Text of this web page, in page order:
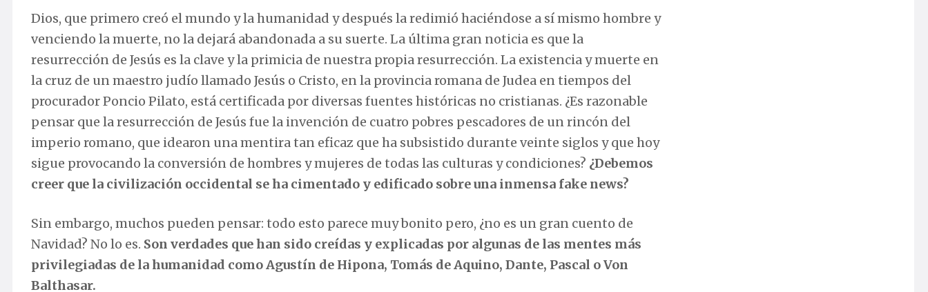
Dios, que primero creó el mundo y la humanidad y después la redimió haciéndose a sí mismo hombre y
venciendo la muerte, no la dejará abandonada a su suerte. La última gran noticia es que la
resurrección de Jesús es la clave y la primicia de nuestra propia resurrección. La existencia y muerte en
la cruz de un maestro judío llamado Jesús o Cristo, en la provincia romana de Judea en tiempos del
procurador Poncio Pilato, está certificada por diversas fuentes históricas no cristianas. ¿Es razonable
pensar que la resurrección de Jesús fue la invención de cuatro pobres pescadores de un rincón del
imperio romano, que idearon una mentira tan eficaz que ha subsistido durante veinte siglos y que hoy
sigue provocando la conversión de hombres y mujeres de todas las culturas y condiciones? ¿Debemos
creer que la civilización occidental se ha cimentado y edificado sobre una inmensa fake news?
Sin embargo, muchos pueden pensar: todo esto parece muy bonito pero, ¿no es un gran cuento de
Navidad? No lo es. Son verdades que han sido creídas y explicadas por algunas de las mentes más
privilegiadas de la humanidad como Agustín de Hipona, Tomás de Aquino, Dante, Pascal o Von
Balthasar.